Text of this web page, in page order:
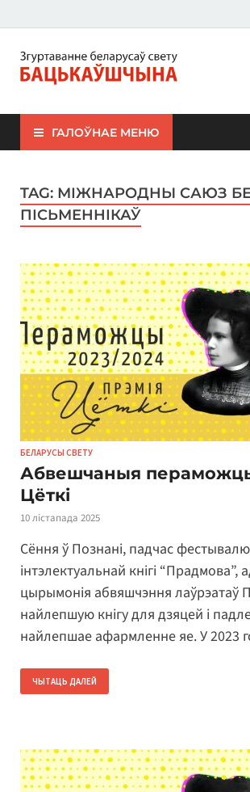
ЗБС "Бацькаўшчына"
ГАЛОЎНАЕ МЕНЮ
TAG: МІЖНАРОДНЫ САЮЗ
ПІСЬМЕННІКАЎ
БЕЛАРУСЫ СВЕТУ
Абвешчаныя
Цёткі
10 лістапада 2025
Сёння ў Познані, падчас фестывалю
інтэлектуальнай кнігі “Прадмова”,
цырымонія абвяшчэння лаўрэатаў
найлепшую кнігу для дзяцей і
найлепшае афармленне яе. У 2023
ЧЫТАЦЬ ДАЛЕЙ